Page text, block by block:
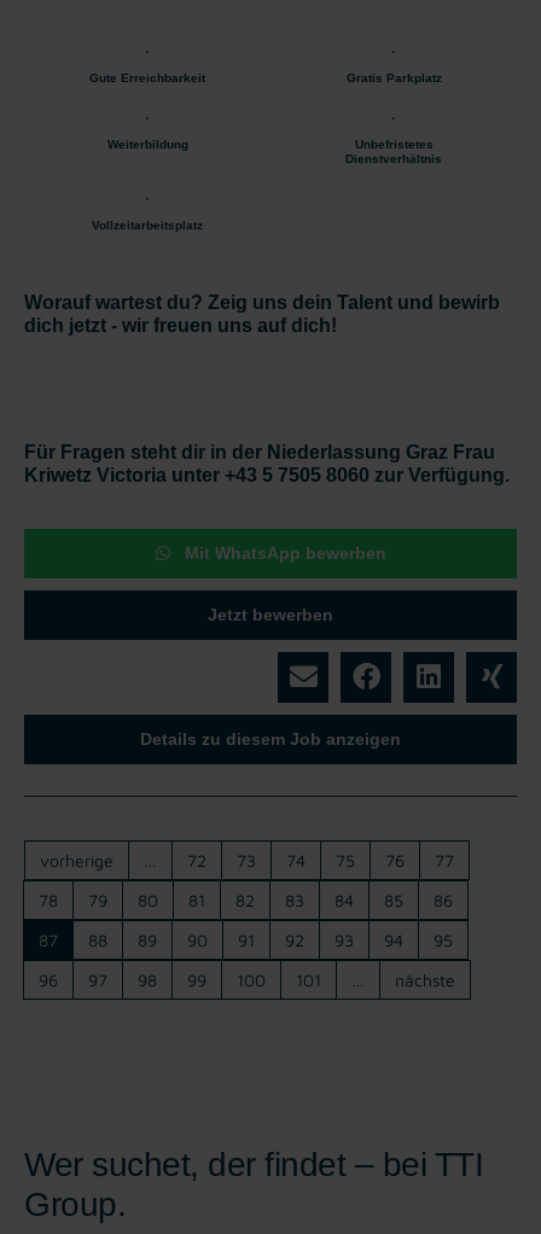
Gute Erreichbarkeit Gratis Parkplatz
Weiterbildung
Unbefristetes
Dienstverhältnis
Vollzeitarbeitsplatz
Worauf wartest du? Zeig uns dein Talent und bewirb
dich jetzt - wir freuen uns auf dich!
Für Fragen steht dir in der Niederlassung Graz Frau
Kriwetz Victoria unter +43 5 7505 8060 zur Verfügung.
Mit WhatsApp bewerben
Jetzt bewerben
Details zu diesem Job anzeigen
vorherige 72 73 74 75 76
77
78
79 80 81 82 83 84 85
86
87
88 89 90 91 92 93 94
95
96
97 98 99 100 101 nächste
Wer suchet, der findet – bei TTI
Group.